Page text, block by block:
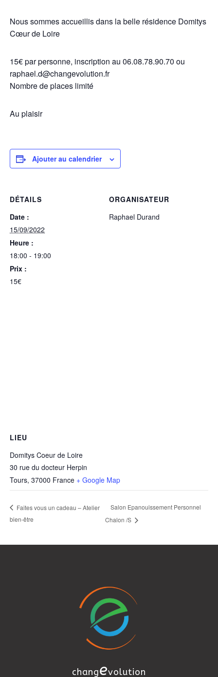
Nous sommes accueillis dans la belle résidence Domitys
Cœur de Loire
15€ par personne, inscription au 06.08.78.90.70 ou
raphael.d@changevolution.fr
Nombre de places limité
Au plaisir
Ajouter au calendrier
DÉTAILS
Date :
15/09/2022
Heure :
18:00 - 19:00
Prix :
15€
ORGANISATEUR
Raphael Durand
LIEU
Domitys Coeur de Loire
30 rue du docteur Herpin
Tours, 37000 France + Google Map
Faites vous un cadeau – Atelier
bien-être
Salon Epanouissement Personnel
Chalon /S
changevolution